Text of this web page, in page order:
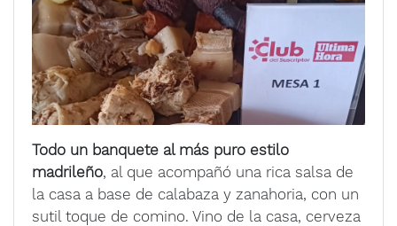
Todo un banquete al más puro estilo
madrileño, al que acompañó una rica salsa de
la casa a base de calabaza y zanahoria, con un
sutil toque de comino. Vino de la casa, cerveza